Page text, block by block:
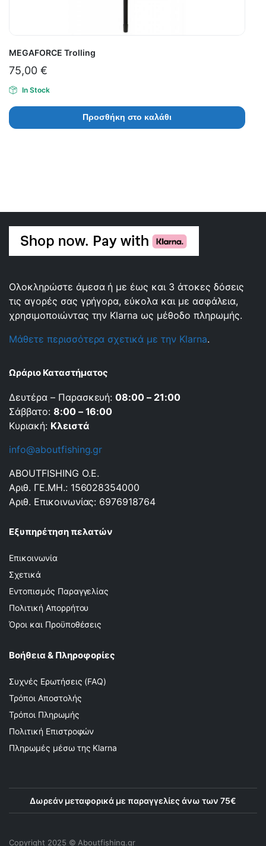
MEGAFORCE Trolling
75,00 €
In Stock
Προσθήκη στο καλάθι
Ολοκληρώστε άμεσα ή με έως και 3 άτοκες δόσεις
τις αγορές σας γρήγορα, εύκολα και με ασφάλεια,
χρησιμοποιώντας την Klarna ως μέθοδο πληρωμής.
Μάθετε περισσότερα σχετικά με την Klarna.
Ωράριο Καταστήματος
Δευτέρα – Παρασκευή:08:00 – 21:00
Σάββατο: 8:00 – 16:00
Κυριακή: Κλειστά
info@aboutfishing.gr
ABOUTFISHING Ο.Ε.
Αριθ. ΓΕ.ΜΗ.: 156028354000
Αριθ. Επικοινωνίας: 6976918764
Εξυπηρέτηση πελατών
Επικοινωνία
Σχετικά
Εντοπισμός Παραγγελίας
Πολιτική Απορρήτου
Όροι και Προϋποθέσεις
Βοήθεια & Πληροφορίες
Συχνές Ερωτήσεις (FAQ)
Τρόποι Αποστολής
Τρόποι Πληρωμής
Πολιτική Επιστροφών
Πληρωμές μέσω της Klarna
Δωρεάν μεταφορικά με παραγγελίες άνω των 75€
Copyright 2025 © Αboutfishing.gr